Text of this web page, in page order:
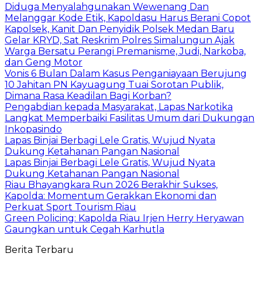
Diduga Menyalahgunakan Wewenang Dan
Melanggar Kode Etik, Kapoldasu Harus Berani Copot
Kapolsek, Kanit Dan Penyidik Polsek Medan Baru
Gelar KRYD, Sat Reskrim Polres Simalungun Ajak
Warga Bersatu Perangi Premanisme, Judi, Narkoba,
dan Geng Motor
Vonis 6 Bulan Dalam Kasus Penganiayaan Berujung
10 Jahitan PN Kayuagung Tuai Sorotan Publik,
Dimana Rasa Keadilan Bagi Korban?
Pengabdian kepada Masyarakat, Lapas Narkotika
Langkat Memperbaiki Fasilitas Umum dari Dukungan
Inkopasindo
Lapas Binjai Berbagi Lele Gratis, Wujud Nyata
Dukung Ketahanan Pangan Nasional
Lapas Binjai Berbagi Lele Gratis, Wujud Nyata
Dukung Ketahanan Pangan Nasional
Riau Bhayangkara Run 2026 Berakhir Sukses,
Kapolda: Momentum Gerakkan Ekonomi dan
Perkuat Sport Tourism Riau
Green Policing: Kapolda Riau Irjen Herry Heryawan
Gaungkan untuk Cegah Karhutla
Berita Terbaru